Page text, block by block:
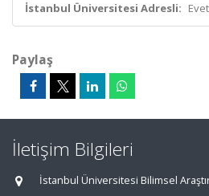
İstanbul Üniversitesi Adresli: Evet
Paylaş
İletişim Bilgileri
İstanbul Üniversitesi Bilimsel